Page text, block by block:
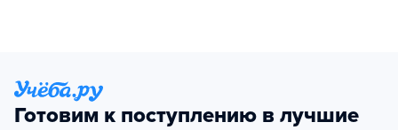
Готовим к поступлению в лучшие